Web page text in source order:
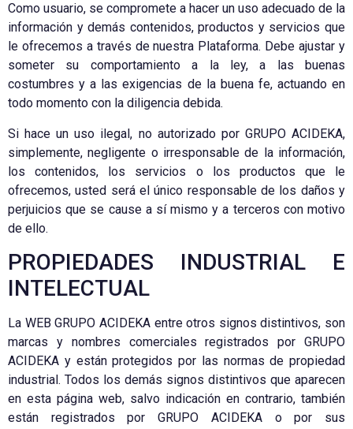
Como usuario, se compromete a hacer un uso adecuado de la
información y demás contenidos, productos y servicios que
le ofrecemos a través de nuestra Plataforma. Debe ajustar y
someter su comportamiento a la ley, a las buenas
costumbres y a las exigencias de la buena fe, actuando en
todo momento con la diligencia debida.
Si hace un uso ilegal, no autorizado por GRUPO ACIDEKA,
simplemente, negligente o irresponsable de la información,
los contenidos, los servicios o los productos que le
ofrecemos, usted será el único responsable de los daños y
perjuicios que se cause a sí mismo y a terceros con motivo
de ello.
PROPIEDADES INDUSTRIAL E
INTELECTUAL
La WEB GRUPO ACIDEKA entre otros signos distintivos, son
marcas y nombres comerciales registrados por GRUPO
ACIDEKA y están protegidos por las normas de propiedad
industrial. Todos los demás signos distintivos que aparecen
en esta página web, salvo indicación en contrario, también
están registrados por GRUPO ACIDEKA o por sus